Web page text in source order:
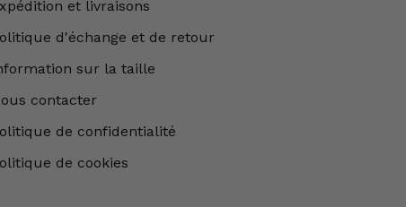
et livraisons
d'échange et de retour
sur la taille
contacter
de confidentialité
de cookies